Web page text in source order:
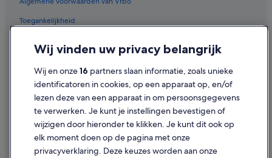
Appartementen in Gouvernement Rode Zee
Appartementen in Port Ghalib
Aparthotels in Hurghada
Villa's in El Gouna
Chalets in El Gouna
Appartementen in El Gouna
Hotelresorts in El Gouna
Appartementen in Sharm-el-Sheikh
Toegankelijkheid
Gebruiksvoorwaarden
Juridische informatie/Contact
Inhoudsrichtlijnen en inhoud rapporteren
Hulp
Wij vinden uw privacy belangrijk
Wij en onze16 partners slaan informatie, zoals unieke
identificatoren in cookies, op een apparaat op, en/of
lezen deze van een apparaat in om persoonsgegevens
te verwerken. Je kunt je instellingen bevestigen of
wijzigen door hieronder te klikken. Je kunt dit ook op
elk moment doen op de pagina met onze
privacyverklaring. Deze keuzes worden aan onze